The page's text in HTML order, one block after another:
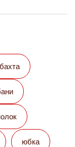
бахта
юбка